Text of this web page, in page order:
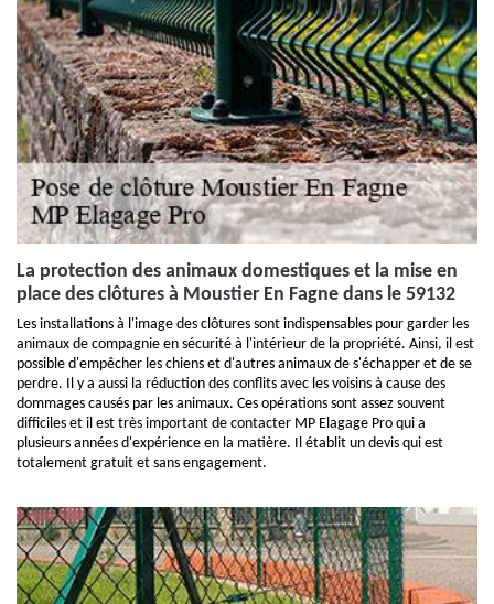
La protection des animaux domestiques et la mise en
place des clôtures à Moustier En Fagne dans le 59132
Les installations à l'image des clôtures sont indispensables pour garder les
animaux de compagnie en sécurité à l'intérieur de la propriété. Ainsi, il est
possible d'empêcher les chiens et d'autres animaux de s'échapper et de se
perdre. Il y a aussi la réduction des conflits avec les voisins à cause des
dommages causés par les animaux. Ces opérations sont assez souvent
difficiles et il est très important de contacter MP Elagage Pro qui a
plusieurs années d'expérience en la matière. Il établit un devis qui est
totalement gratuit et sans engagement.